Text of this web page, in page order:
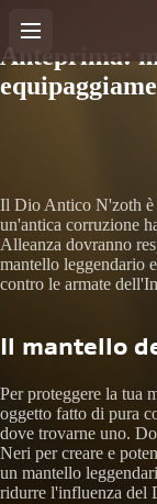
Anteprima:
Il Dio Antico N'zoth è
un'antica corruzione
Alleanza dovranno
mantello leggendario
contro le armate
Il mantello
Per proteggere la tua
oggetto fatto di pura
dove trovarne uno.
Neri per creare e
un mantello
ridurre l'influenza del